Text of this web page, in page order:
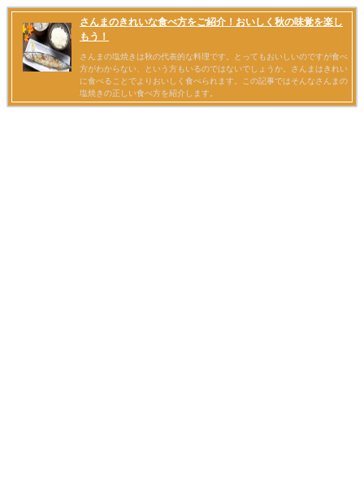
さんまのきれいな食べ方をご紹介！おいしく秋の味覚を楽し
もう！
さんまの塩焼きは秋の代表的な料理です。とってもおいしいのですが食べ
方がわからない、という方もいるのではないでしょうか。さんまはきれい
に食べることでよりおいしく食べられます。この記事ではそんなさんまの
塩焼きの正しい食べ方を紹介します。